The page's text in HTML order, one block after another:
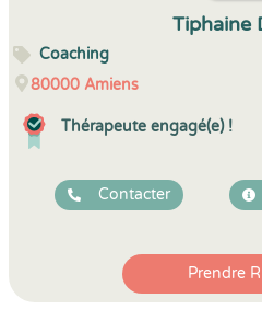
Tiphaine
Coaching
80000 Amiens
Thérapeute engagé(e) !
Contacter
Prendre